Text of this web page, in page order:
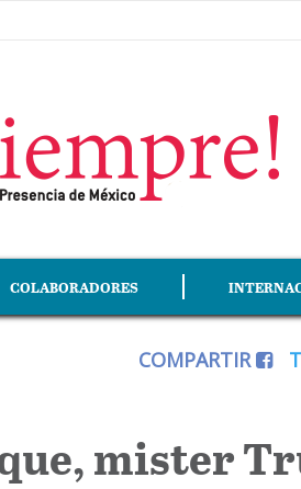
COLABORADORES
COMPARTIR
mister